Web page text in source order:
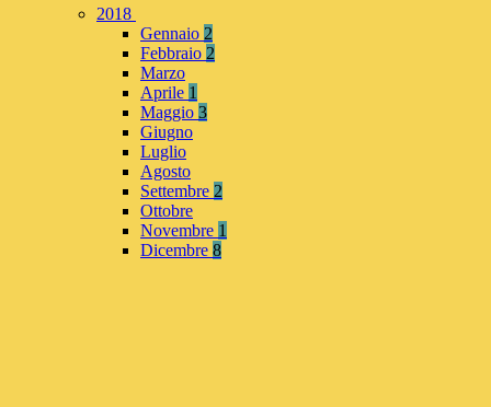
2018
Gennaio 2
Febbraio 2
Marzo
Aprile 1
Maggio 3
Giugno
Luglio
Agosto
Settembre 2
Ottobre
Novembre 1
Dicembre 8